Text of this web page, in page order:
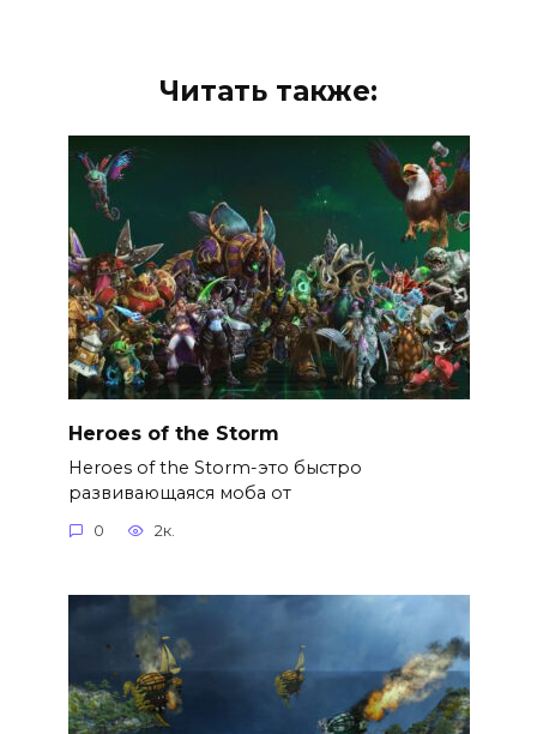
Читать также:
Heroes of the Storm
Heroes of the Storm-это быстро
развивающаяся моба от
0 2к.